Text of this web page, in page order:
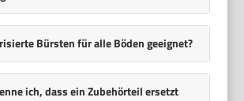
Bürsten für alle Böden geeignet?
ich, dass ein Zubehörteil ersetzt